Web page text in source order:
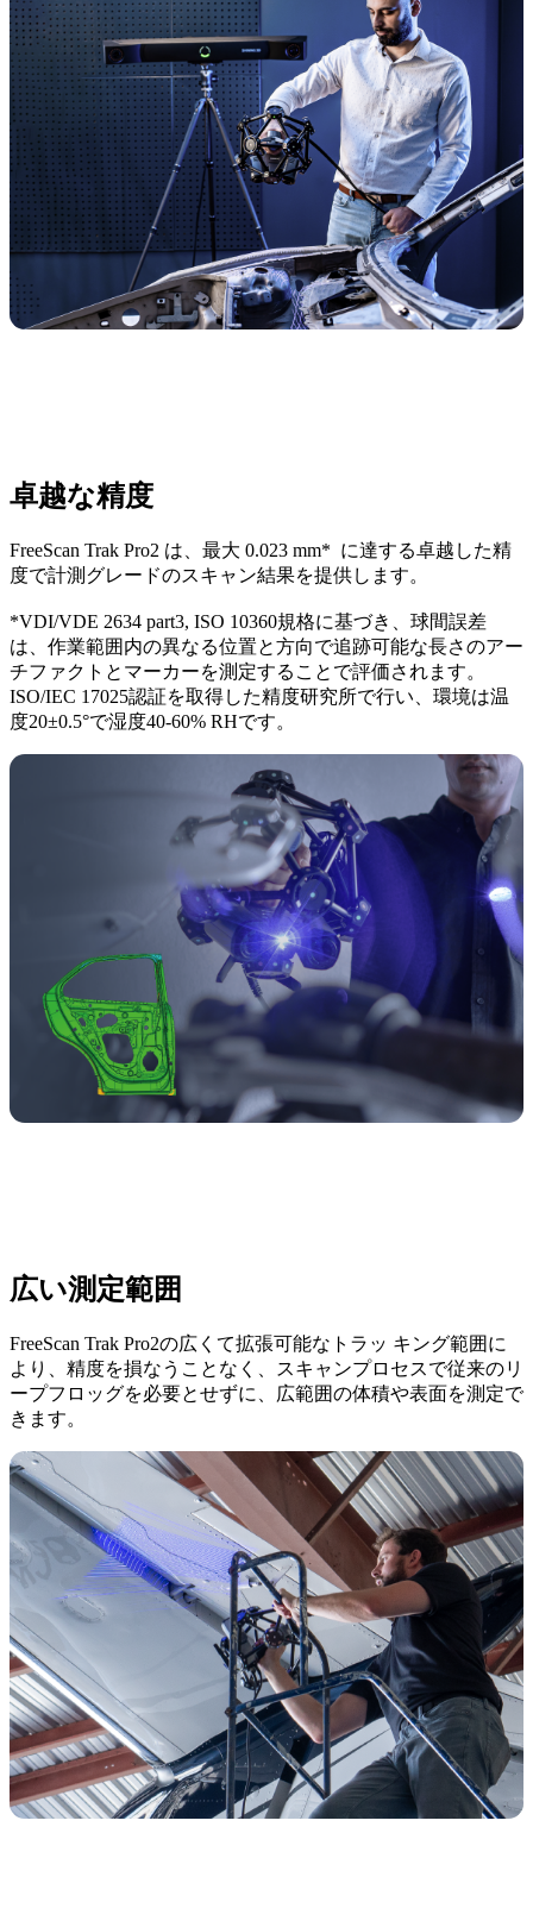
卓越な精度
FreeScan Trak Pro2 は、最大 0.023 mm* に達する卓越した精
度で計測グレードのスキャン結果を提供します。
*VDI/VDE 2634 part3, ISO 10360規格に基づき、球間誤差
は、作業範囲内の異なる位置と方向で追跡可能な長さのアー
チファクトとマーカーを測定することで評価されます。
ISO/IEC 17025認証を取得した精度研究所で行い、環境は温
度20±0.5°で湿度40‐60% RHです。
広い測定範囲
FreeScan Trak Pro2の広くて拡張可能なトラッ キング範囲に
より、精度を損なうことなく、スキャンプロセスで従来のリ
ープフロッグを必要とせずに、広範囲の体積や表面を測定で
きます。